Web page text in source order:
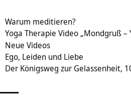
Warum meditieren?
Yoga Therapie Video „Mondgruß –
Neue Videos
Ego, Leiden und Liebe
Der Königsweg zur Gelassenheit,